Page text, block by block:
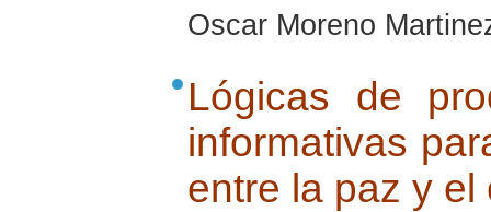
Oscar Moreno
Lógicas de
informativas
entre la paz y